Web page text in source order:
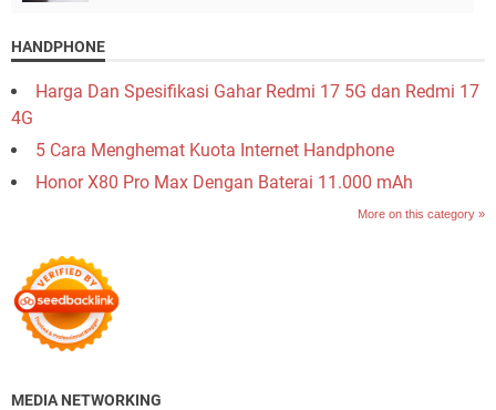
HANDPHONE
Harga Dan Spesifikasi Gahar Redmi 17 5G dan Redmi 17
4G
5 Cara Menghemat Kuota Internet Handphone
Honor X80 Pro Max Dengan Baterai 11.000 mAh
More on this category »
MEDIA NETWORKING